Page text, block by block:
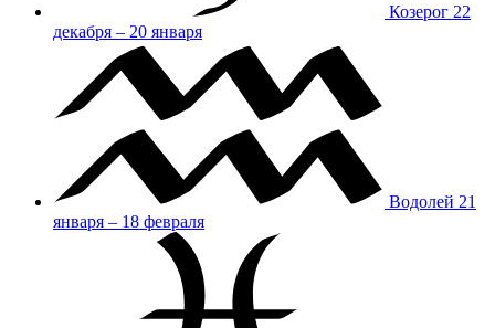
Козерог 22
декабря – 20 января
Водолей 21
января – 18 февраля